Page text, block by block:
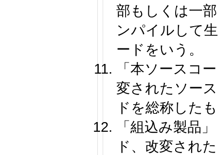
部もしくは一
ンパイルして
ードをいう。
「本ソースコ
変されたソー
ドを総称した
「組込み製品
ド、改変され